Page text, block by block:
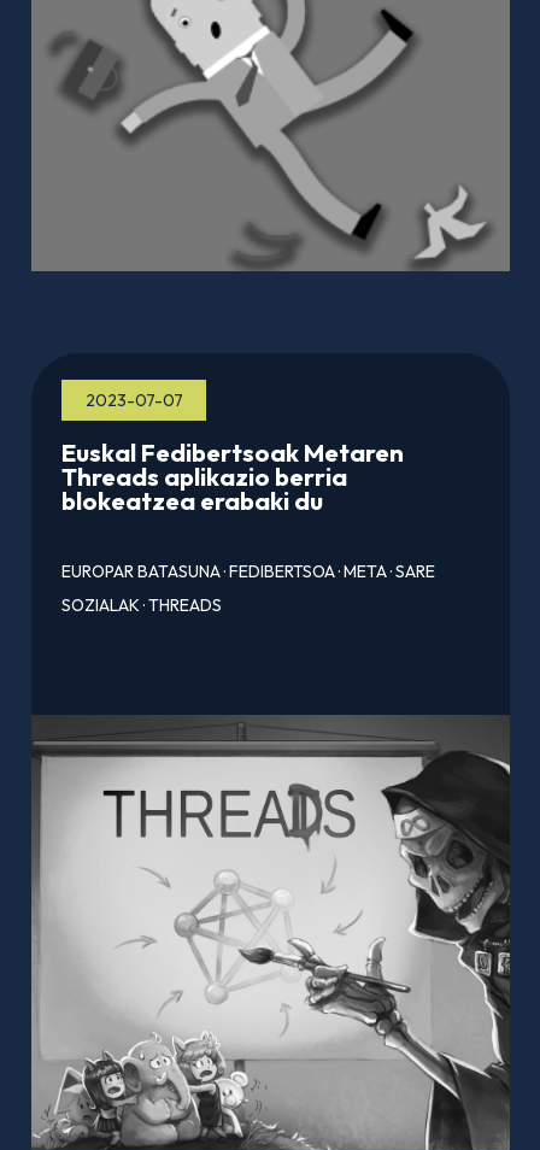
2023-07-07
Euskal Fedibertsoak Metaren
Threads aplikazio berria
blokeatzea erabaki du
EUROPAR BATASUNA·FEDIBERTSOA·META·SARE
SOZIALAK·THREADS